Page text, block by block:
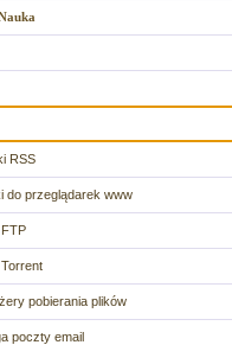
RSS
do przeglądarek www
pobierania plików
poczty email